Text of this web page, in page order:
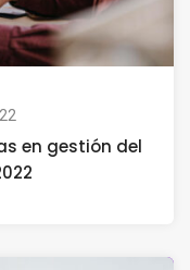
en gestión del